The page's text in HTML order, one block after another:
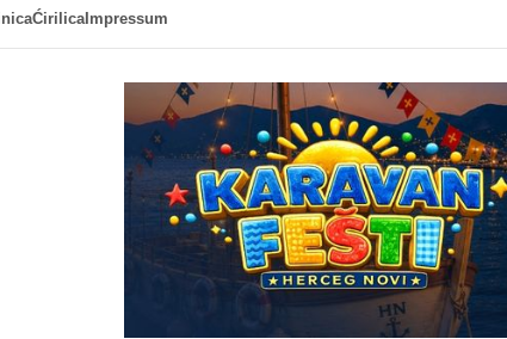
ĆirilicaImpressum